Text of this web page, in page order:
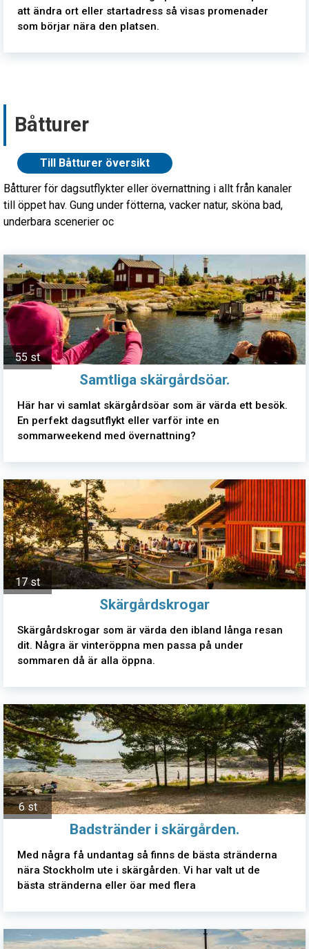
att ändra ort eller startadress så visas promenader
som börjar nära den platsen.
Båtturer
Till Båtturer översikt
Båtturer för dagsutflykter eller övernattning i allt från kanaler
till öppet hav. Gung under fötterna, vacker natur, sköna bad,
underbara scenerier oc
55 st
Samtliga skärgårdsöar.
Här har vi samlat skärgårdsöar som är värda ett besök.
En perfekt dagsutflykt eller varför inte en
sommarweekend med övernattning?
17 st
Skärgårdskrogar
Skärgårdskrogar som är värda den ibland långa resan
dit. Några är vinteröppna men passa på under
sommaren då är alla öppna.
6 st
Badstränder i skärgården.
Med några få undantag så finns de bästa stränderna
nära Stockholm ute i skärgården. Vi har valt ut de
bästa stränderna eller öar med flera